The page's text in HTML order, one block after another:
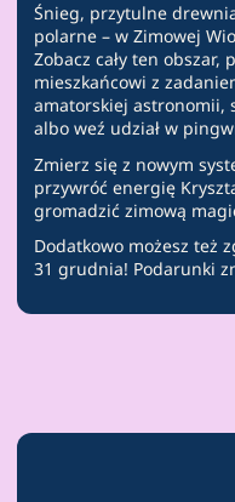
Śnieg, przytulne
polarne – w Zimowej
Zobacz cały ten obszar,
mieszkańcowi z
amatorskiej astronomii,
albo weź udział w
Zmierz się z nowym
przywróć energię
gromadzić zimową
Dodatkowo możesz też
31 grudnia! Podarunki